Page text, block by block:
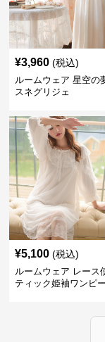
¥3,960 (税込)
ルームウェア 星空の
スネグリジェ
¥5,100 (税込)
ルームウェア レース
ティック姫袖ワンピ